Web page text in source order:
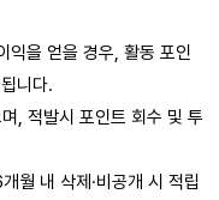
익을 얻을 경우, 활동 포인
니다.
, 적발시 포인트 회수 및 투
월 내 삭제·비공개 시 적립